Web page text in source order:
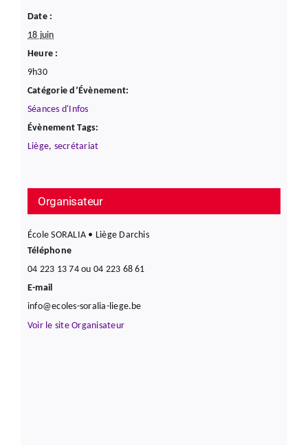
Date :
18 juin
Heure :
9h30
Catégorie d’Évènement:
Séances d'Infos
Évènement Tags:
Liège, secrétariat
Organisateur
École SORALIA • Liège Darchis
Téléphone
04 223 13 74 ou 04 223 68 61
E-mail
info@ecoles-soralia-liege.be
Voir le site Organisateur